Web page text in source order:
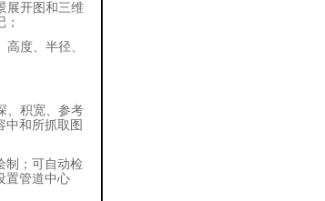
展开图和三维
度、半径、
、积宽、参考
中和所抓取图
制；可自动检
置管道中心